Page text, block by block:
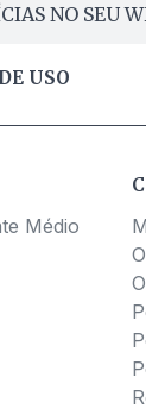
NO SEU
USO
Médio